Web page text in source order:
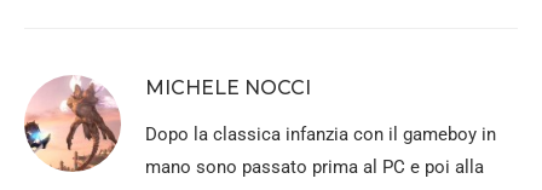
MICHELE NOCCI
Dopo la classica infanzia con il gameboy in
mano sono passato prima al PC e poi alla